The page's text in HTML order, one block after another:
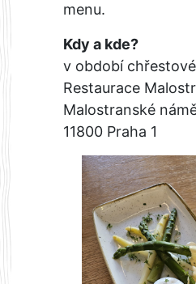
menu.
Kdy a kde?
v období
Restaurace
Malostranské
11800 Praha 1